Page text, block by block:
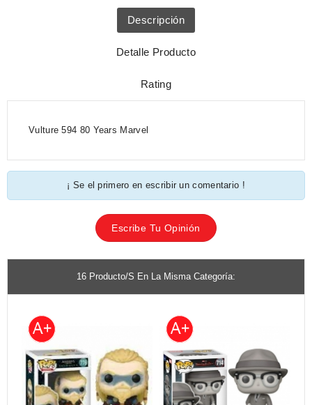
Descripción
Detalle Producto
Rating
Vulture 594 80 Years Marvel
¡ Se el primero en escribir un comentario !
Escribe Tu Opinión
16 Producto/s En La Misma Categoría: